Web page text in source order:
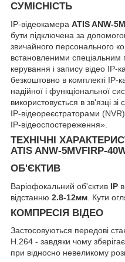
СУМІСНІСТЬ
IP-відеокамера ATIS ANW-
бути підключена за
звичайного персонального
встановленими
керування і запису відео IP-
безкоштовно в комплекті
надійної і функціональної
використовується в зв'язці
IP-відеореєстраторами
IP-відеоспостереження».
ТЕХНІЧНІ
ATIS ANW-5MVFIRP-
ОБ'ЄКТИВ
Варіофокальний об'єктив IP
відстанню 2.8-12мм . Кути
КОМПРЕСІЯ ВІДЕО
Застосовуються передові
H.264 - завдяки чому
при відносно невеликому